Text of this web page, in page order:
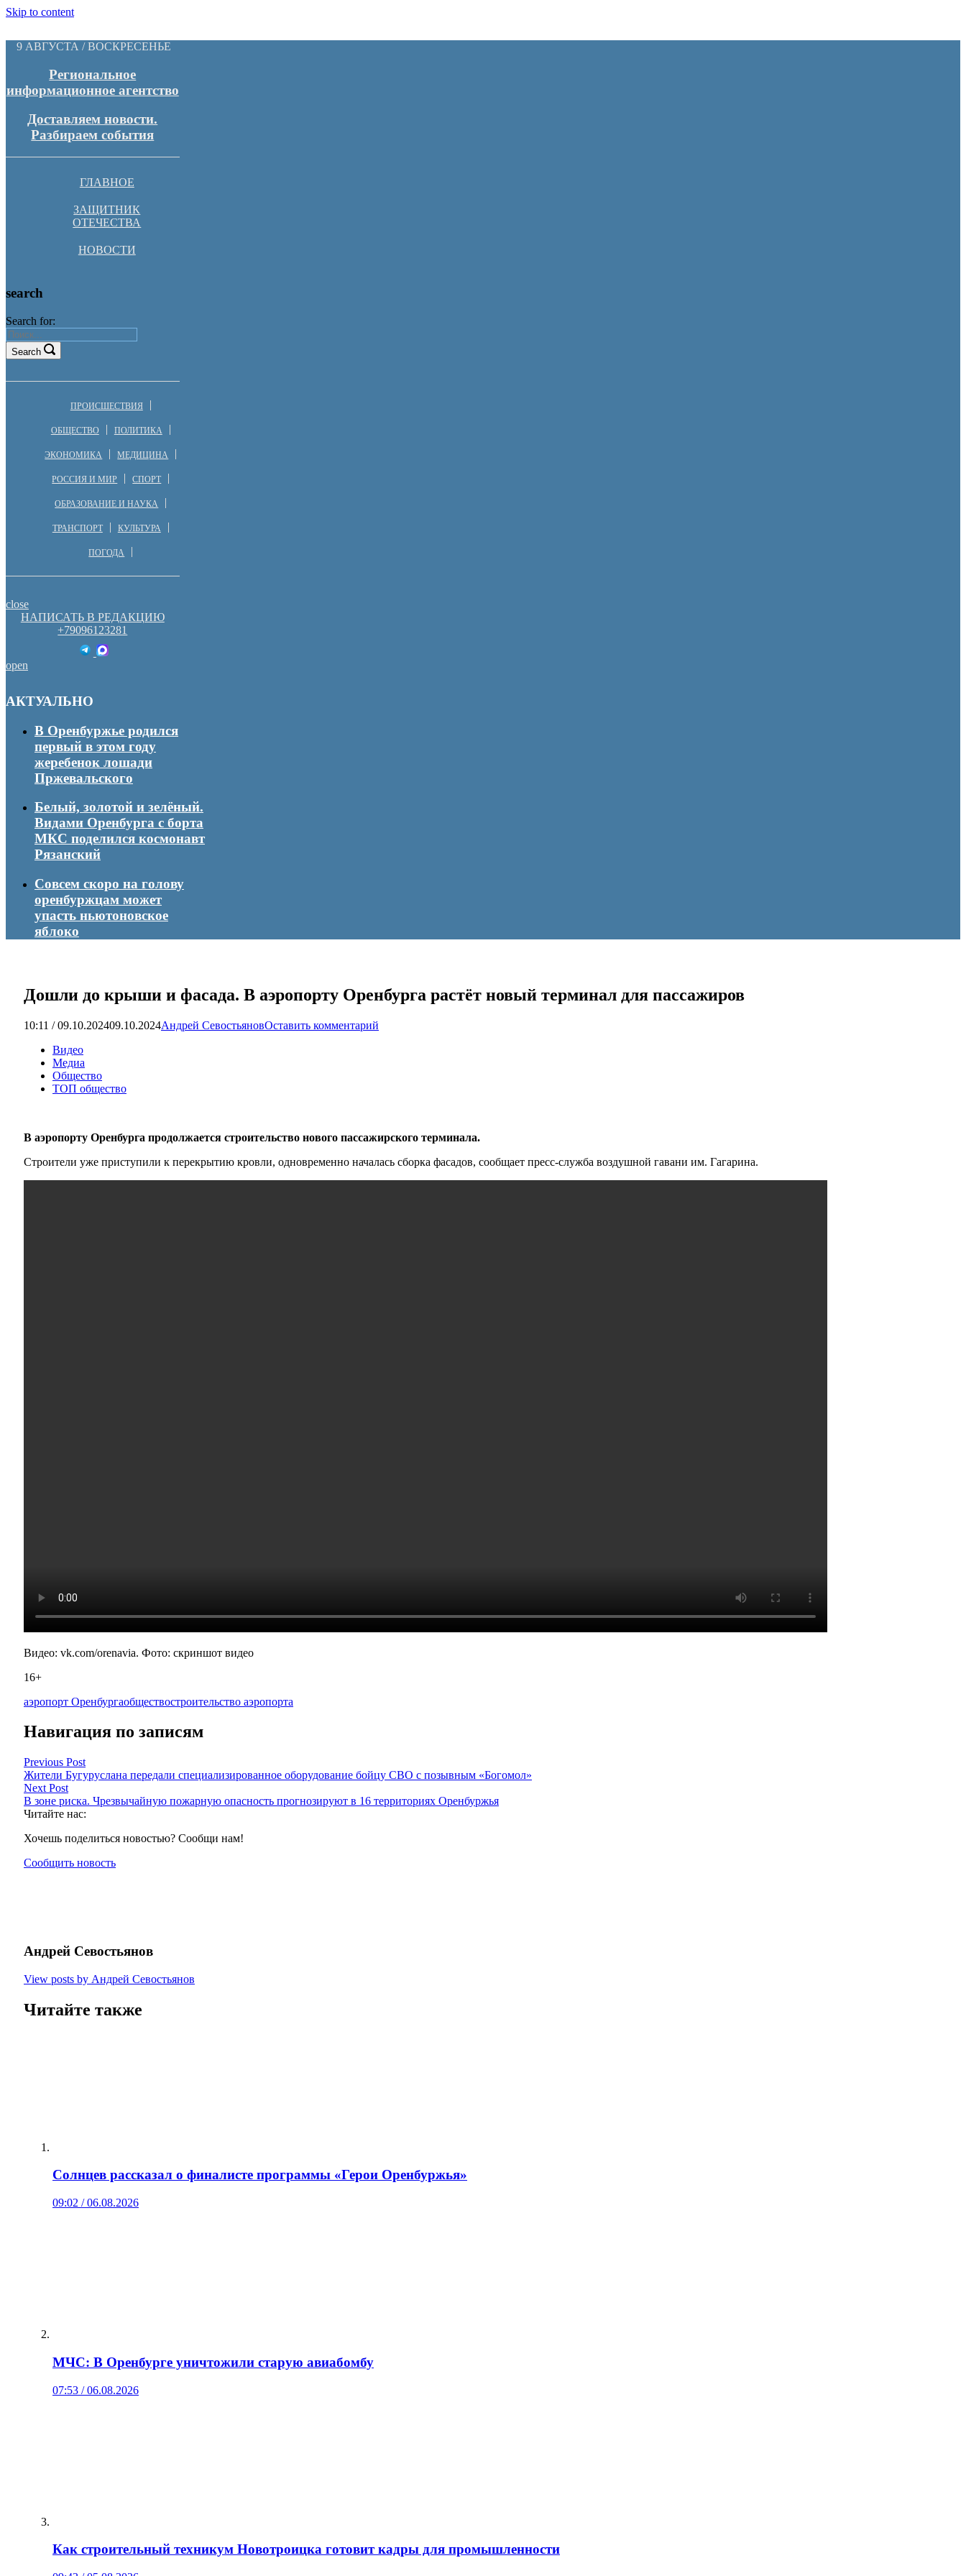
Skip to content
9 АВГУСТА / ВОСКРЕСЕНЬЕ
Региональное
информационное агентство
Доставляем новости.
Разбираем события
ГЛАВНОЕ
ЗАЩИТНИК
ОТЕЧЕСТВА
НОВОСТИ
search
Search for:
Search
ПРОИСШЕСТВИЯ
ОБЩЕСТВО ПОЛИТИКА
ЭКОНОМИКА МЕДИЦИНА
РОССИЯ И МИР СПОРТ
ОБРАЗОВАНИЕ И НАУКА
ТРАНСПОРТ КУЛЬТУРА
ПОГОДА
close
НАПИСАТЬ В РЕДАКЦИЮ
+79096123281
open
АКТУАЛЬНО
В Оренбуржье родился
первый в этом году
жеребенок лошади
Пржевальского
Белый, золотой и зелёный.
Видами Оренбурга с борта
МКС поделился космонавт
Рязанский
Совсем скоро на голову
оренбуржцам может
упасть ньютоновское
яблоко
Дошли до крыши и фасада. В аэропорту Оренбурга растёт новый терминал для пассажиров
10:11 / 09.10.202409.10.2024Андрей СевостьяновОставить комментарий
Видео
Медиа
Общество
ТОП общество
В аэропорту Оренбурга продолжается строительство нового пассажирского терминала.
Строители уже приступили к перекрытию кровли, одновременно началась сборка фасадов, сообщает пресс-служба воздушной гавани им. Гагарина.
Видео: vk.com/orenavia. Фото: скриншот видео
16+
аэропорт Оренбургаобществостроительство аэропорта
Навигация по записям
Previous Post
Жители Бугуруслана передали специализированное оборудование бойцу СВО с позывным «Богомол»
Next Post
В зоне риска. Чрезвычайную пожарную опасность прогнозируют в 16 территориях Оренбуржья
Читайте нас:
Хочешь поделиться новостью? Сообщи нам!
Сообщить новость
Андрей Севостьянов
View posts by Андрей Севостьянов
Читайте также
Солнцев рассказал о финалисте программы «Герои Оренбуржья»
09:02 / 06.08.2026
МЧС: В Оренбурге уничтожили старую авиабомбу
07:53 / 06.08.2026
Как строительный техникум Новотроицка готовит кадры для промышленности